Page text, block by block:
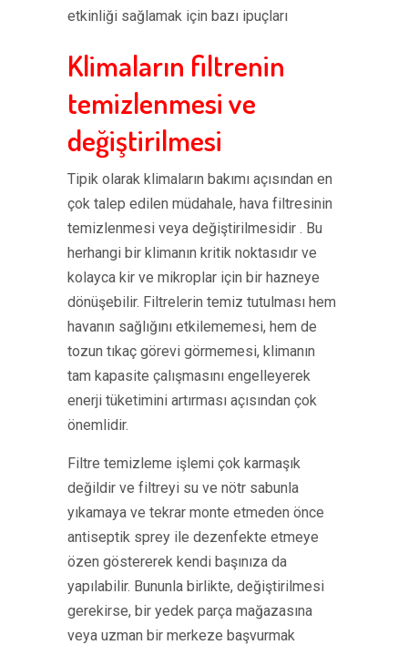
etkinliği sağlamak için bazı ipuçları
Klimaların filtrenin
temizlenmesi ve
değiştirilmesi
Tipik olarak klimaların bakımı açısından en
çok talep edilen müdahale, hava filtresinin
temizlenmesi veya değiştirilmesidir . Bu
herhangi bir klimanın kritik noktasıdır ve
kolayca kir ve mikroplar için bir hazneye
dönüşebilir. Filtrelerin temiz tutulması hem
havanın sağlığını etkilememesi, hem de
tozun tıkaç görevi görmemesi, klimanın
tam kapasite çalışmasını engelleyerek
enerji tüketimini artırması açısından çok
önemlidir.
Filtre temizleme işlemi çok karmaşık
değildir ve filtreyi su ve nötr sabunla
yıkamaya ve tekrar monte etmeden önce
antiseptik sprey ile dezenfekte etmeye
özen göstererek kendi başınıza da
yapılabilir. Bununla birlikte, değiştirilmesi
gerekirse, bir yedek parça mağazasına
veya uzman bir merkeze başvurmak